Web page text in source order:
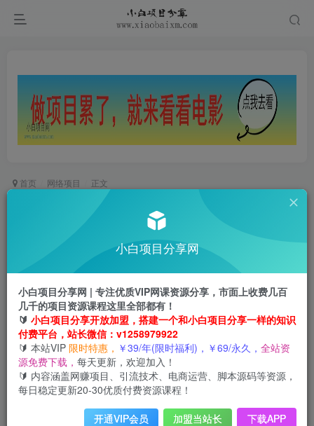
首页 网络项目 正文
淘系运营21天速成班(更新25年5月)，0基础轻松搞
定淘系运营，不做假把式
1年前更新
关注
0 991 63
此内容为会员免费，请付费后查看
云币3 限时特惠
云币 99
年VIP免费 终身VIP会员免费
会员免费 已售 17
小白项目分享网
小白项目分享网 | 专注优质VIP网课资源分享，市面上收费几百
几千的项目资源课程这里全部都有！
🔰 小白项目分享开放加盟，搭建一个和小白项目分享一样的知识
付费平台，站长微信：v1258979922
🔰 本站VIP 限时特惠， ￥39/年(限时福利)，￥69/永久， 全站资
源免费下载， 每天更新，欢迎加入！
🔰 内容涵盖网赚项目、引流技术、电商运营、脚本源码等资源，
每日稳定更新20-30优质付费资源课程！
开通VIP会员 加盟当站长 下载APP